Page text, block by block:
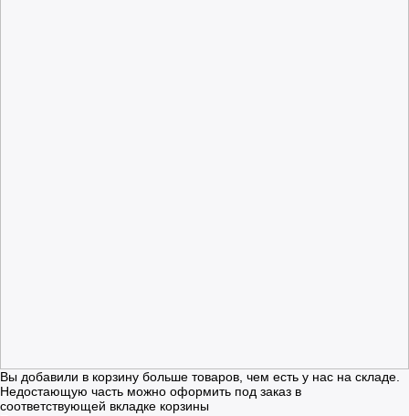
Вы добавили в корзину больше товаров, чем есть у нас на складе.
Недостающую часть можно оформить под заказ в
соответствующей вкладке корзины